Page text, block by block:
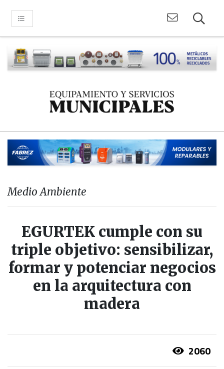
Medio Ambiente
EGURTEK cumple con su
triple objetivo: sensibilizar,
formar y potenciar negocios
en la arquitectura con
madera
2060